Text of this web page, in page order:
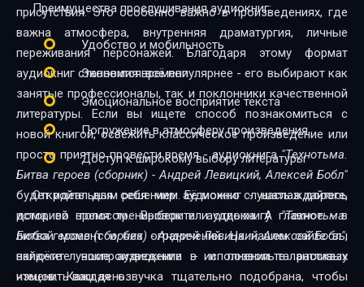
Глава 4
Глава 5
Глава 7
Глава 9
Глава 10
Глава 11
Часть вторая. Бои без правил Глава 12
присутствия. Это особенно важно в произведениях, где
важна атмосфера, внутренняя драматургия, личные
переживания персонажей. Благодаря этому формат
аудиокниг становится всё популярнее - его выбирают как
занятые профессионалы, так и поклонники качественной
литературы. Если вы ищете способ познакомиться с
новой книгой, освежить классическое произведение или
просто приятно провести время - аудиокнига"Технотьма.
Битва героев (сборник) - Андрей Левицкий, Алексей Бобл"
будет идеальным решением. Её можно слушать в дороге,
дома, во время тренировок или отдыха. А главное - в
любой момент и без ограничений. На нашем сайте вы
найдёте лучшие аудиокниги в исполнении талантливых
чтецов. Каждая озвучка тщательно подобрана, чтобы
Преимущества прослушивания аудиокниг:
Удобство и мобильность
Экономия времени
Эмоциональное восприятие текста
Погружение в атмосферу произведения
Доступ к широкому выбору литературы
Откройте для себя мир аудиокниг - наслаждайтесь
историей голосом. Выберите аудиокнигу"Технотьма.
Битва героев (сборник) - Андрей Левицкий, Алексей Бобл",
включите воспроизведение - и позвольте рассказу
изменить ваш день.